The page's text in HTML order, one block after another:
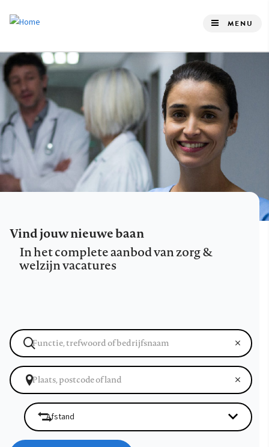
de
inhoud
gaan
MENU
Vind jouw nieuwe baan
In het complete aanbod van zorg &
welzijn vacatures